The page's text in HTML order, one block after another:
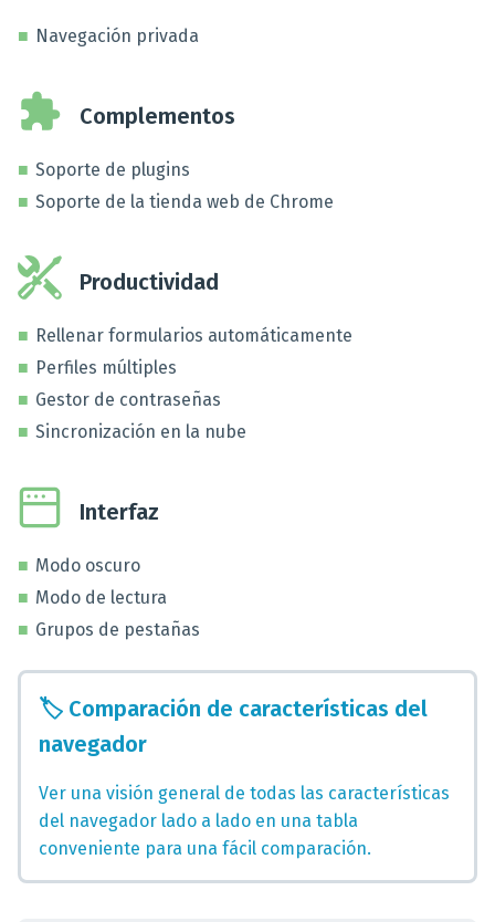
Navegación privada
Complementos
Soporte de plugins
Soporte de la tienda web de Chrome
Productividad
Rellenar formularios automáticamente
Perfiles múltiples
Gestor de contraseñas
Sincronización en la nube
Interfaz
Modo oscuro
Modo de lectura
Grupos de pestañas
🏷️ Comparación de características del
navegador
Ver una visión general de todas las características
del navegador lado a lado en una tabla
conveniente para una fácil comparación.